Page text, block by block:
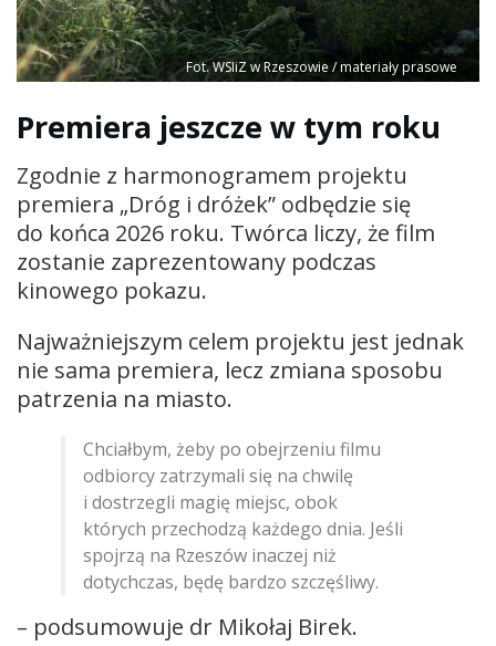
Fot. WSIiZ w Rzeszowie / materiały prasowe
Premiera jeszcze w tym roku
Zgodnie z harmonogramem projektu
premiera „Dróg i dróżek” odbędzie się
do końca 2026 roku. Twórca liczy, że film
zostanie zaprezentowany podczas
kinowego pokazu.
Najważniejszym celem projektu jest jednak
nie sama premiera, lecz zmiana sposobu
patrzenia na miasto.
Chciałbym, żeby po obejrzeniu filmu
odbiorcy zatrzymali się na chwilę
i dostrzegli magię miejsc, obok
których przechodzą każdego dnia. Jeśli
spojrzą na Rzeszów inaczej niż
dotychczas, będę bardzo szczęśliwy.
– podsumowuje dr Mikołaj Birek.